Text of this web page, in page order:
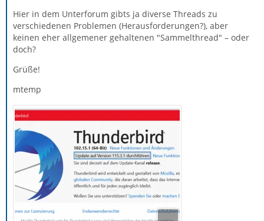
Hier in dem Unterforum gibts ja diverse Threads zu
verschiedenen Problemen (Herausforderungen?), aber
keinen eher allgemener gehaltenen "Sammelthread" – oder
doch?
Grüße!
mtemp